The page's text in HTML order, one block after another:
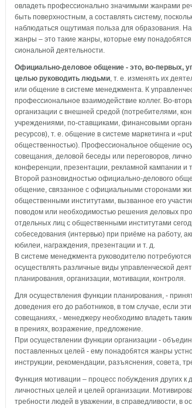
овладеть профессионально значимыми жанрами
быть поверхностным, а составлять систему,
наблюдаться ощутимая польза для образования.
жанры – это такие жанры, которые ему
сиональной деятельности.
Официально-деловое общение - это, во-первых,
целью руководить людьми, т. е. изменять их
или общение в системе менеджмента. К
профессиональное взаимодействие коллег. Во-
организации с внешней средой (потребителями,
учреждениями, по-ставщиками, финансовыми
ресурсов), т. е. общение в системе маркетинга и
общественностью). Профессиональное общение
совещания, деловой беседы или переговоров,
конференции, презентации, рекламной кампании и
Второй разновидностью официально-делового
общение, связанное с официальными сторонами
общественными институтами, вызванное его
поводом или необходимостью решения деловых
отдельных лиц с общественными институтами
собеседования (интервью) при приёме на работу,
юбилеи, награждения, презентации и т. д.
В системе менеджмента руководителю
осуществлять различные виды управленческой
планирования, организации, мотивации, контроля.
Для осуществления функции планирования, -
доведения его до работников, в том случае, если
совещаниях, - менеджеру необходимо владеть
в прениях, возражение, предложение.
При осуществлении функции организации -
поставленных целей - ему понадобятся жанры
инструкции, рекомендации, разъяснения, совета,
Функция мотивации – процесс побуждения других к
личностных целей и целей организации.
требности людей в уважении, в справедливости, в